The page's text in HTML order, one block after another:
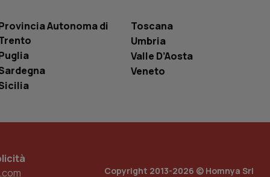
Autonoma di
Toscana
Umbria
Valle D’Aosta
Veneto
Copyright 2013-2026 © Homnya Srl
del sito web sta
di
traccia
incorporati
del sito web sta
di
per abilitare il